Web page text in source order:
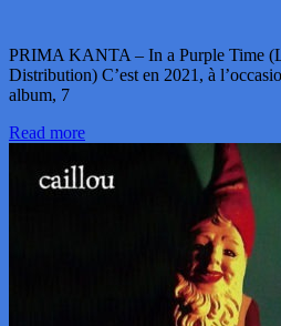
PRIMA KANTA – In a Purple Time
Distribution) C’est en 2021, à
album, 7
Read more